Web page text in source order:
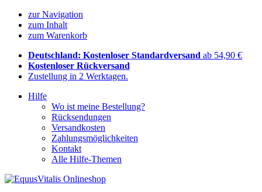
zur Navigation
zum Inhalt
zum Warenkorb
Deutschland: Kostenloser Standardversand ab 54,90 €
Kostenloser Rückversand
Zustellung in 2 Werktagen.
Hilfe
Wo ist meine Bestellung?
Rücksendungen
Versandkosten
Zahlungsmöglichkeiten
Kontakt
Alle Hilfe-Themen